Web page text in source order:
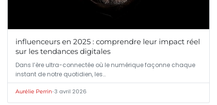
influenceurs en 2025 : comprendre leur impact réel
sur les tendances digitales
Dans l’ère ultra-connectée où le numérique façonne chaque
instant de notre quotidien, les…
Aurélie Perrin•3 avril 2026